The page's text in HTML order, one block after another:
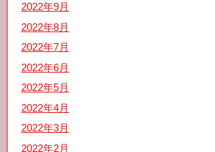
2022年9月
2022年8月
2022年7月
2022年6月
2022年5月
2022年4月
2022年3月
2022年2月